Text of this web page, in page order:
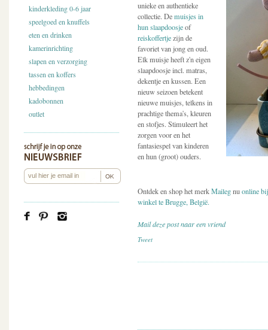
kinderkleding 0-6 jaar
speelgoed en knuffels
eten en drinken
kamerinrichting
slapen en verzorging
tassen en koffers
hebbedingen
kadobonnen
outlet
unieke en authentieke
collectie. Demuisjes in
hun slaapdoosjeof
reiskoffertjezijn de
favoriet van jong en oud.
Elk muisje heeft z'n eigen
slaapdoosje incl. matras,
dekentje en kussen. Een
nieuw seizoen betekent
nieuwe muisjes, telkens in
prachtige thema's, kleuren
en stofjes. Stimuleert het
zorgen voor en het
fantasiespel van kinderen
en hun (groot) ouders.
Ontdek en shop het merkMailegnuonline
winkel te Brugge, België.
Mail deze post naar een vriend
Tweet